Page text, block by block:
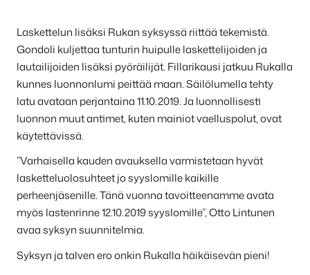
Laskettelun lisäksi Rukan syksyssä riittää tekemistä.
Gondoli kuljettaa tunturin huipulle laskettelijoiden ja
lautailijoiden lisäksi pyöräilijät. Fillarikausi jatkuu Rukalla
kunnes luonnonlumi peittää maan. Säilölumella tehty
latu avataan perjantaina 11.10.2019. Ja luonnollisesti
luonnon muut antimet, kuten mainiot vaelluspolut, ovat
käytettävissä.
”Varhaisella kauden avauksella varmistetaan hyvät
lasketteluolosuhteet jo syyslomille kaikille
perheenjäsenille. Tänä vuonna tavoitteenamme avata
myös lastenrinne 12.10.2019 syyslomille”, Otto Lintunen
avaa syksyn suunnitelmia.
Syksyn ja talven ero onkin Rukalla häikäisevän pieni!